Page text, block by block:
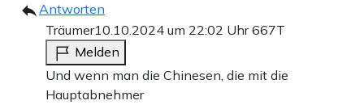
Antworten
Träumer10.10.2024 um 22:02 Uhr667T
Melden
Und wenn man die Chinesen, die mit die
Hauptabnehmer